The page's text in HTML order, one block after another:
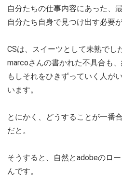
自分たちの仕事内容にあった、
自分たち自身で見つけ出す必要
CSは、スイーツとして未熟でし
marcoさんの書かれた不具合も、
もしそれをひきずっていく人が
います。
とにかく、どうすることが一番
だと。
そうすると、自然とadobeのロ
んです。